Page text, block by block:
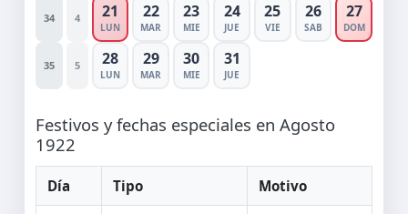
34 4 21
LUN
22
MAR
23
MIE
24
JUE
25
VIE
26
SAB
27
DOM
35 5 28
LUN
29
MAR
30
MIE
31
JUE
Festivos y fechas especiales en Agosto
1922
Día Tipo Motivo